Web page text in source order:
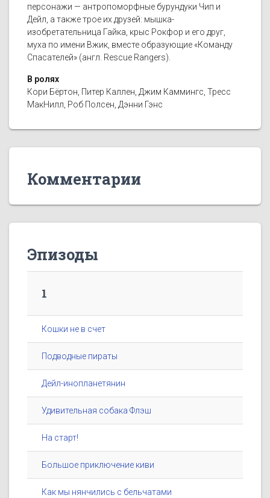
персонажи — антропоморфные бурундуки Чип и
Дейл, а также трое их друзей: мышка-
изобретательница Гайка, крыс Рокфор и его друг,
муха по имени Вжик, вместе образующие «Команду
Спасателей» (англ. Rescue Rangers).
В ролях
Кори Бёртон, Питер Каллен, Джим Каммингс, Тресс
МакНилл, Роб Полсен, Дэнни Гэнс
Комментарии
Эпизоды
1
Кошки не в счет
Подводные пираты
Дейл-инопланетянин
Удивительная собака Флэш
На старт!
Большое приключение киви
Как мы нянчились с бельчатами